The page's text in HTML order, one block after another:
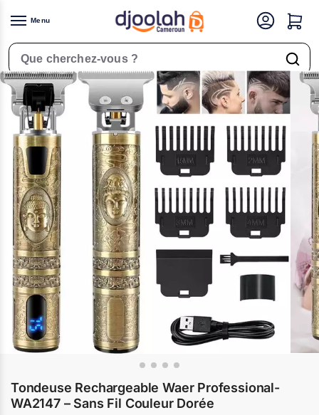
Menu
Rechercher un produit
Accueil Outils de beauté / Tondeuses & Cheveux Tondeuse Rechargeable Waer Professional- WA2147 – Sans Fil Couleur Dorée
Tondeuse Rechargeable Waer Professional-
WA2147 – Sans Fil Couleur Dorée